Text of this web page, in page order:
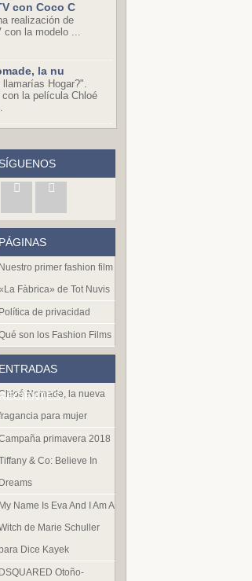
con Coco C
realización de
con la modelo ...
la nu
llamarías Hogar?".
con la película Chloé
SÍGUENOS
PÁGINAS
Nuestro primer fashion film
Fàbrica» de Tot Nuvis
Política de privacidad
son los Fashion Films
ENTRADAS
Nomade, la nueva
para mujer
primavera 2018
& Co: Believe In
Dreams
My Name Is Eva And I Am A
de Marie Schuller
Dice Kayek
DSQUARED Otoño-